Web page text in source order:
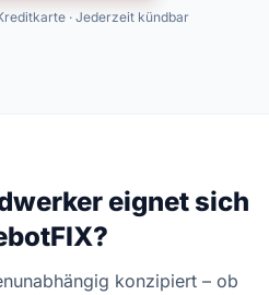
· Jederzeit kündbar
eignet sich
konzipiert – ob